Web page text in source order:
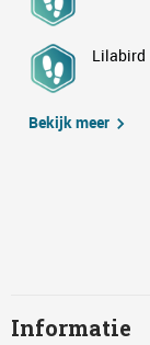
Lilabird
Bekijk meer
Informatie